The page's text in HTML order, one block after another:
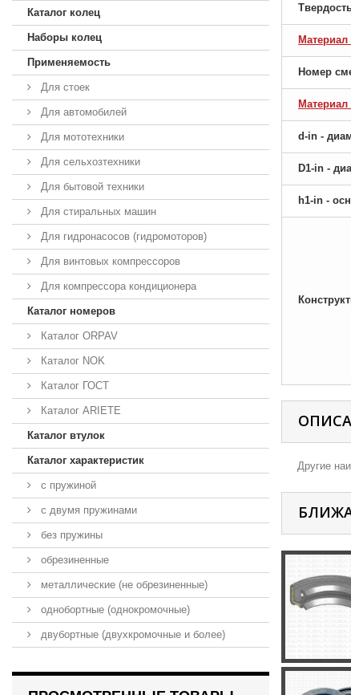
Каталог колец
Наборы колец
Применяемость
Для стоек
Для автомобилей
Для мототехники
Для сельхозтехники
Для бытовой техники
Для стиральных машин
Для гидронасосов (гидромоторов)
Для винтовых компрессоров
Для компрессора кондиционера
Каталог номеров
Каталог ORPAV
Каталог NOK
Каталог ГОСТ
Каталог ARIETE
Каталог втулок
Каталог характеристик
с пружиной
с двумя пружинами
без пружины
обрезиненные
металлические (не обрезиненные)
однобортные (однокромочные)
двубортные (двухкромочные и более)
Номер
Материал
d-in -
D1-in -
h1-in -
Другие